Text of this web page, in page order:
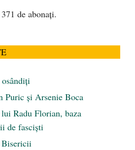
de abonați.
osândiţi
Puric şi Arsenie Boca
Radu Florian, baza
de fascişti